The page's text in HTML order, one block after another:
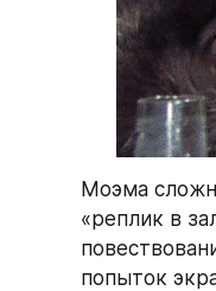
Моэма
«реплик в
попыток